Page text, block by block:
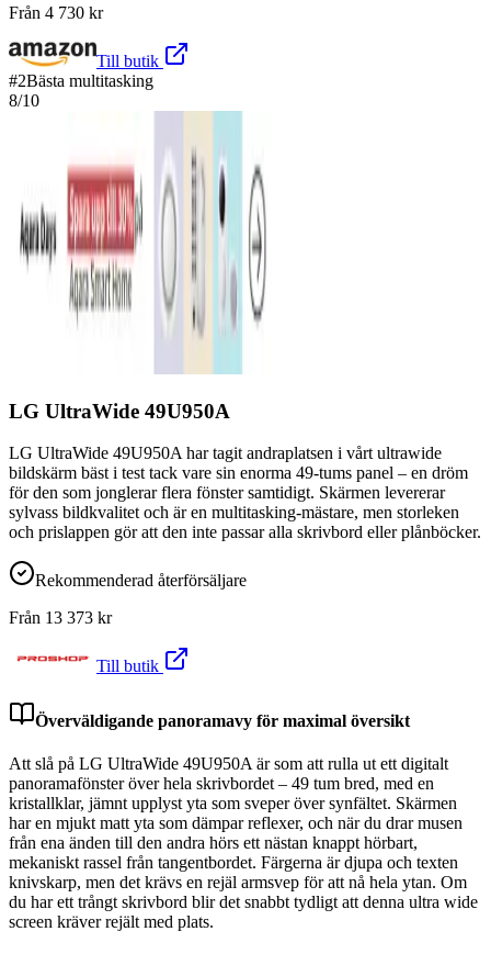
Från 4 730 kr
Till butik
#2Bästa multitasking
8/10
LG UltraWide 49U950A
LG UltraWide 49U950A har tagit andraplatsen i vårt ultrawide
bildskärm bäst i test tack vare sin enorma 49-tums panel – en dröm
för den som jonglerar flera fönster samtidigt. Skärmen levererar
sylvass bildkvalitet och är en multitasking-mästare, men storleken
och prislappen gör att den inte passar alla skrivbord eller plånböcker.
Rekommenderad återförsäljare
Från 13 373 kr
Till butik
Överväldigande panoramavy för maximal översikt
Att slå på LG UltraWide 49U950A är som att rulla ut ett digitalt
panoramafönster över hela skrivbordet – 49 tum bred, med en
kristallklar, jämnt upplyst yta som sveper över synfältet. Skärmen
har en mjukt matt yta som dämpar reflexer, och när du drar musen
från ena änden till den andra hörs ett nästan knappt hörbart,
mekaniskt rassel från tangentbordet. Färgerna är djupa och texten
knivskarp, men det krävs en rejäl armsvep för att nå hela ytan. Om
du har ett trångt skrivbord blir det snabbt tydligt att denna ultra wide
screen kräver rejält med plats.